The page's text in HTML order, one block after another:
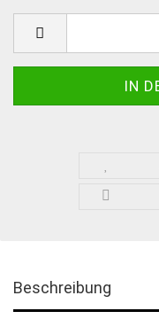
Beschreibung